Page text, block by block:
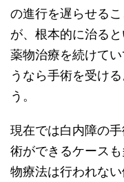
の進行を遅らせる
が、根本的に治る
薬物治療を続けて
うなら手術を受け
う。
現在では白内障の
術ができるケース
物療法は行われない